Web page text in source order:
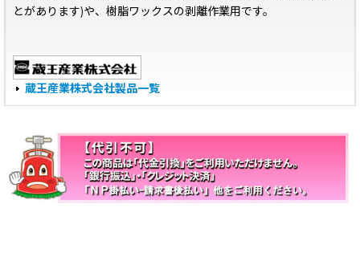
とがあります)や、樹脂ワックスの剥離作業用です。
蔵王産業株式会社製品一覧